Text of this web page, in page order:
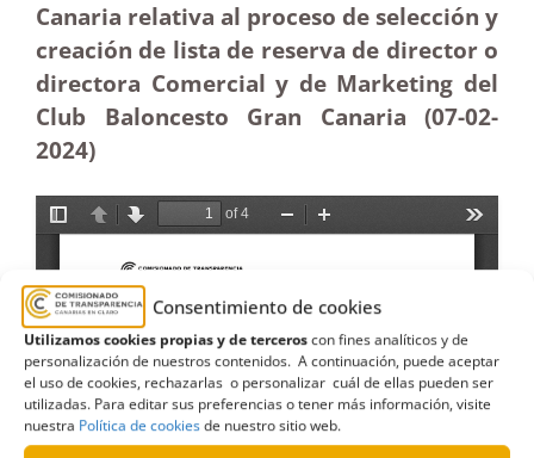
Consentimiento de cookies
Utilizamos cookies propias y de terceroscon fines analíticos y de
personalización de nuestros contenidos. A continuación, puede aceptar
el uso de cookies, rechazarlas o personalizar cuál de ellas pueden ser
utilizadas. Para editar sus preferencias o tener más información, visite
nuestra Política de cookiesde nuestro sitio web.
Canaria relativa al proceso de selección y
creación de lista de reserva de director o
directora Comercial y de Marketing del
Club Baloncesto Gran Canaria (07-02-
2024)